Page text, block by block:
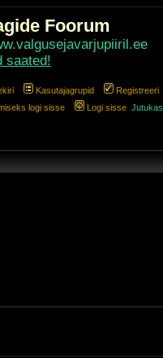
Foorum
saated!
Kasutajagrupid
Registreeri
logi sisse Logi sisse Jutukas